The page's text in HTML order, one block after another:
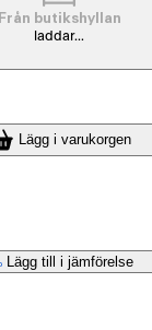
Från butikshyllan
laddar...
Lägg i varukorgen
Lägg till i jämförelse